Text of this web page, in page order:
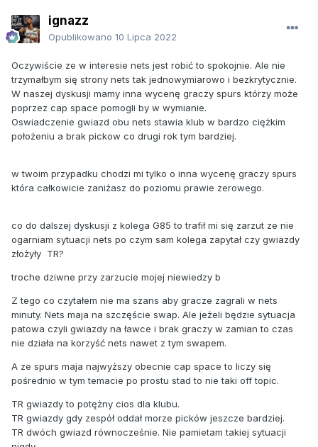
ignazz
Opublikowano 10 Lipca 2022
Oczywiście ze w interesie nets jest robić to spokojnie. Ale nie
trzymałbym się strony nets tak jednowymiarowo i bezkrytycznie.
W naszej dyskusji mamy inna wycenę graczy spurs którzy może
poprzez cap space pomogli by w wymianie.
Oswiadczenie gwiazd obu nets stawia klub w bardzo ciężkim
położeniu a brak pickow co drugi rok tym bardziej.
w twoim przypadku chodzi mi tylko o inna wycenę graczy spurs
która całkowicie zaniżasz do poziomu prawie zerowego.
co do dalszej dyskusji z kolega G85 to trafił mi się zarzut ze nie
ogarniam sytuacji nets po czym sam kolega zapytał czy gwiazdy
złożyły TR?
troche dziwne przy zarzucie mojej niewiedzy b
Z tego co czytałem nie ma szans aby gracze zagrali w nets
minuty. Nets maja na szczęście swap. Ale jeżeli będzie sytuacja
patowa czyli gwiazdy na ławce i brak graczy w zamian to czas
nie działa na korzyść nets nawet z tym swapem.
A ze spurs maja najwyższy obecnie cap space to liczy się
pośrednio w tym temacie po prostu stad to nie taki off topic.
TR gwiazdy to potężny cios dla klubu.
TR gwiazdy gdy zespół oddał morze picków jeszcze bardziej.
TR dwóch gwiazd równocześnie. Nie pamietam takiej sytuacji